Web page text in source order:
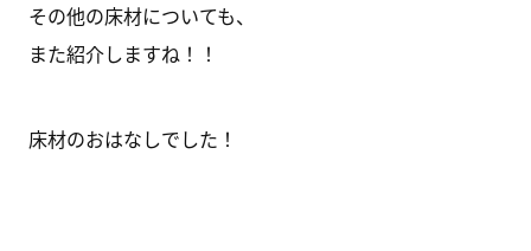
その他の床材についても、
また紹介しますね！！
床材のおはなしでした！